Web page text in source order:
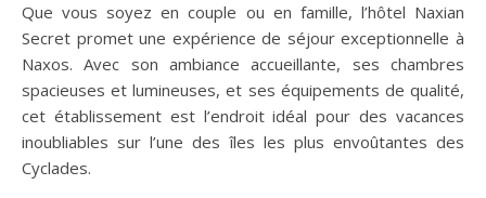
Que vous soyez en couple ou en famille, l’hôtel Naxian
Secret promet une expérience de séjour exceptionnelle à
Naxos. Avec son ambiance accueillante, ses chambres
spacieuses et lumineuses, et ses équipements de qualité,
cet établissement est l’endroit idéal pour des vacances
inoubliables sur l’une des îles les plus envoûtantes des
Cyclades.